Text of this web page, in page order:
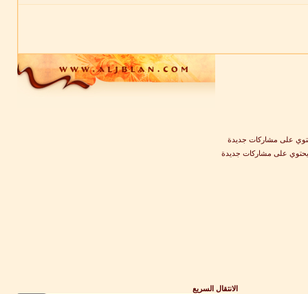
على مشاركات جديدة
على مشاركات جديدة
الانتقال السريع